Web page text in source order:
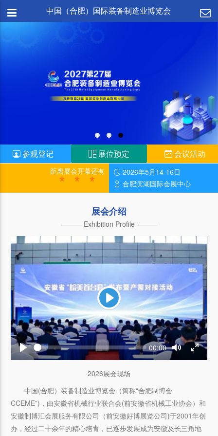
中国（合肥）国际装备制造业博览会
参观登记 展位预定 会议活动
距离展会开幕还有
***
2026年5月14-16日
合肥滨湖国际会展中心
展会介绍
——— Exhibition Profile ———
Play
Play
Seek Current
time
00:00
Mute
Toggle
2026展会现场
中国(合肥）装备制造业博览会（简称“合肥制博会
CCEME”)，由安徽省机械行业联合会(前安徽省机械工业协会）和
安徽制博汇会展服务有限公司（前安徽好博展览公司)于2001年创
办，经过二十余年的精心培育，已逐步发展成为安徽及长三角地